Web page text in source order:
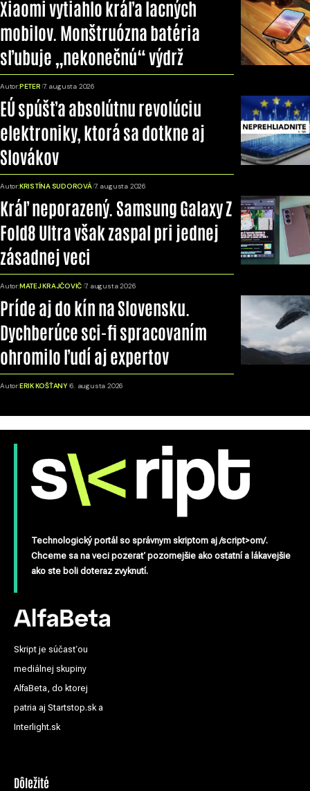
Xiaomi vytiahlo kráľa lacných
mobilov. Monštruózna batéria
sľubuje „nekonečnú“ výdrž
Autor:PETER 7. augusta 2026
EÚ spúšťa absolútnu revolúciu
elektroniky, ktorá sa dotkne aj
Slovákov
Autor:KRISTÍNA SUDOROVÁ 7. augusta 2026
Kráľ neporazený. Samsung Galaxy Z
Fold8 Ultra však zaspal pri jednej
zásadnej veci
Autor:MATEJ KRAJČOVIČ 7. augusta 2026
Príde aj do kín na Slovensku.
Dychberúce sci-fi spracovaním
ohromilo ľudí aj expertov
Autor:ERIK KOŠŤANY 6. augusta 2026
Technologický portál so správnym skriptom aj /script>om/.
Chceme sa na veci pozerať pozornejšie ako ostatní a lákavejšie
ako ste boli doteraz zvyknutí.
Skript je súčasťou
mediálnej skupiny
AlfaBeta, do ktorej
patria aj Startstop.sk a
Interlight.sk
Dôležité